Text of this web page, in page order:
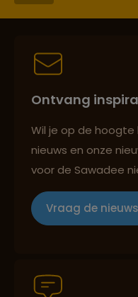
Persoonlijk en
Reizen met
Ontvang
Wil je op de
nieuws en onze
voor de Sawadee
Vraag de